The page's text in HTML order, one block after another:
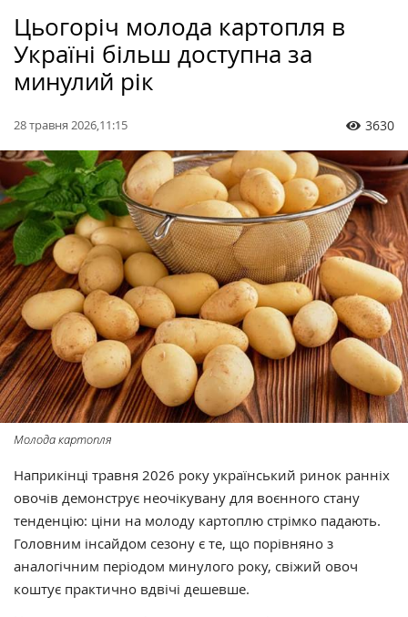
Цьогоріч молода картопля в
Україні більш доступна за
минулий рік
28 травня 2026,11:15 3630
Молода картопля
Наприкінці травня 2026 року український ринок ранніх
овочів демонструє неочікувану для воєнного стану
тенденцію: ціни на молоду картоплю стрімко падають.
Головним інсайдом сезону є те, що порівняно з
аналогічним періодом минулого року, свіжий овоч
коштує практично вдвічі дешевше.